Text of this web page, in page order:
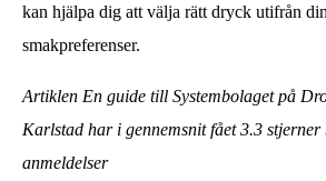
kan hjälpa dig att välja rätt dryck utifrån
smakpreferenser.
Artiklen En guide till Systembolaget på
Karlstad har i gennemsnit fået3.3 stjerner
anmeldelser